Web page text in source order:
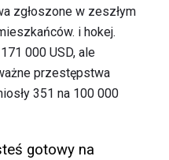
zgłoszone w zeszłym
i hokej.
000 USD, ale
przestępstwa
351 na 100 000
gotowy na